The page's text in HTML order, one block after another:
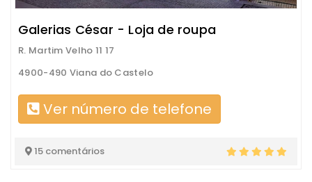
Galerias César - Loja de roupa
R. Martim Velho 11 17
4900-490 Viana do Castelo
Ver número de telefone
15 comentários